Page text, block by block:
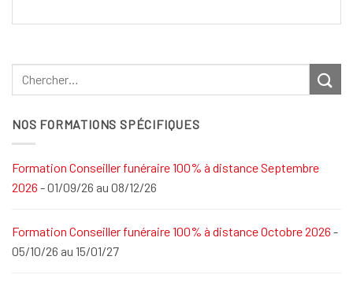
NOS FORMATIONS SPÉCIFIQUES
Formation Conseiller funéraire 100% à distance Septembre
2026 - 01/09/26 au 08/12/26
Formation Conseiller funéraire 100% à distance Octobre 2026 -
05/10/26 au 15/01/27